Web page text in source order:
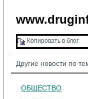
Копировать в блог
Другие новости по
ОБЩЕСТВО